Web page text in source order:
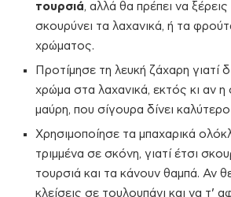
τουρσιά, αλλά θα πρέπει να ξέρεις
σκουρύνει τα λαχανικά, ή τα
χρώματος.
Προτίμησε τη λευκή ζάχαρη γιατί
χρώμα στα λαχανικά, εκτός κι αν η
μαύρη, που σίγουρα δίνει
Χρησιμοποίησε τα μπαχαρικά
τριμμένα σε σκόνη, γιατί έτσι
τουρσιά και τα κάνουν θαμπά. Αν
κλείσεις σε τουλουπάνι και να τ’